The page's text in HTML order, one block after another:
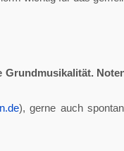
Grundmusikalität.
), gerne auch